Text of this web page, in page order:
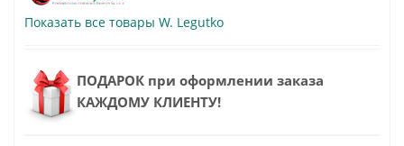
Показать все товары W. Legutko
ПОДАРОК при оформлении заказа
КАЖДОМУ КЛИЕНТУ!